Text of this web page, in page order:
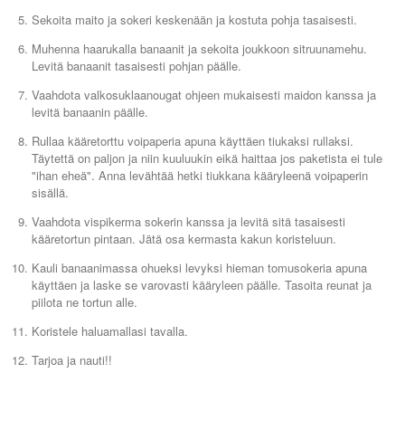
Sekoita maito ja sokeri keskenään ja kostuta pohja tasaisesti.
Muhenna haarukalla banaanit ja sekoita joukkoon sitruunamehu.
Levitä banaanit tasaisesti pohjan päälle.
Vaahdota valkosuklaanougat ohjeen mukaisesti maidon kanssa ja
levitä banaanin päälle.
Rullaa kääretorttu voipaperia apuna käyttäen tiukaksi rullaksi.
Täytettä on paljon ja niin kuuluukin eikä haittaa jos paketista ei tule
"ihan eheä". Anna levähtää hetki tiukkana kääryleenä voipaperin
sisällä.
Vaahdota vispikerma sokerin kanssa ja levitä sitä tasaisesti
kääretortun pintaan. Jätä osa kermasta kakun koristeluun.
Kauli banaanimassa ohueksi levyksi hieman tomusokeria apuna
käyttäen ja laske se varovasti kääryleen päälle. Tasoita reunat ja
piilota ne tortun alle.
Koristele haluamallasi tavalla.
Tarjoa ja nauti!!